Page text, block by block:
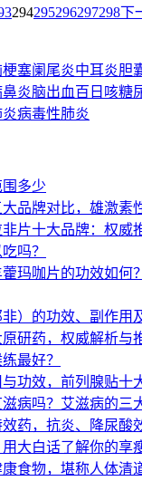
294295296297298下
梗塞阑尾炎中耳炎胆
鼻炎脑出血百日咳糖
病毒性肺炎
多少
品牌对比，雄激素
非片十大品牌：权威
吗？
玛咖片的功效如何
）的功效、副作用
原研药，权威解析与
最好？
功效，前列腺贴十
病吗？艾滋病的三
效药，抗炎、降尿酸
大白话了解你的享
康食物，堪称人体清